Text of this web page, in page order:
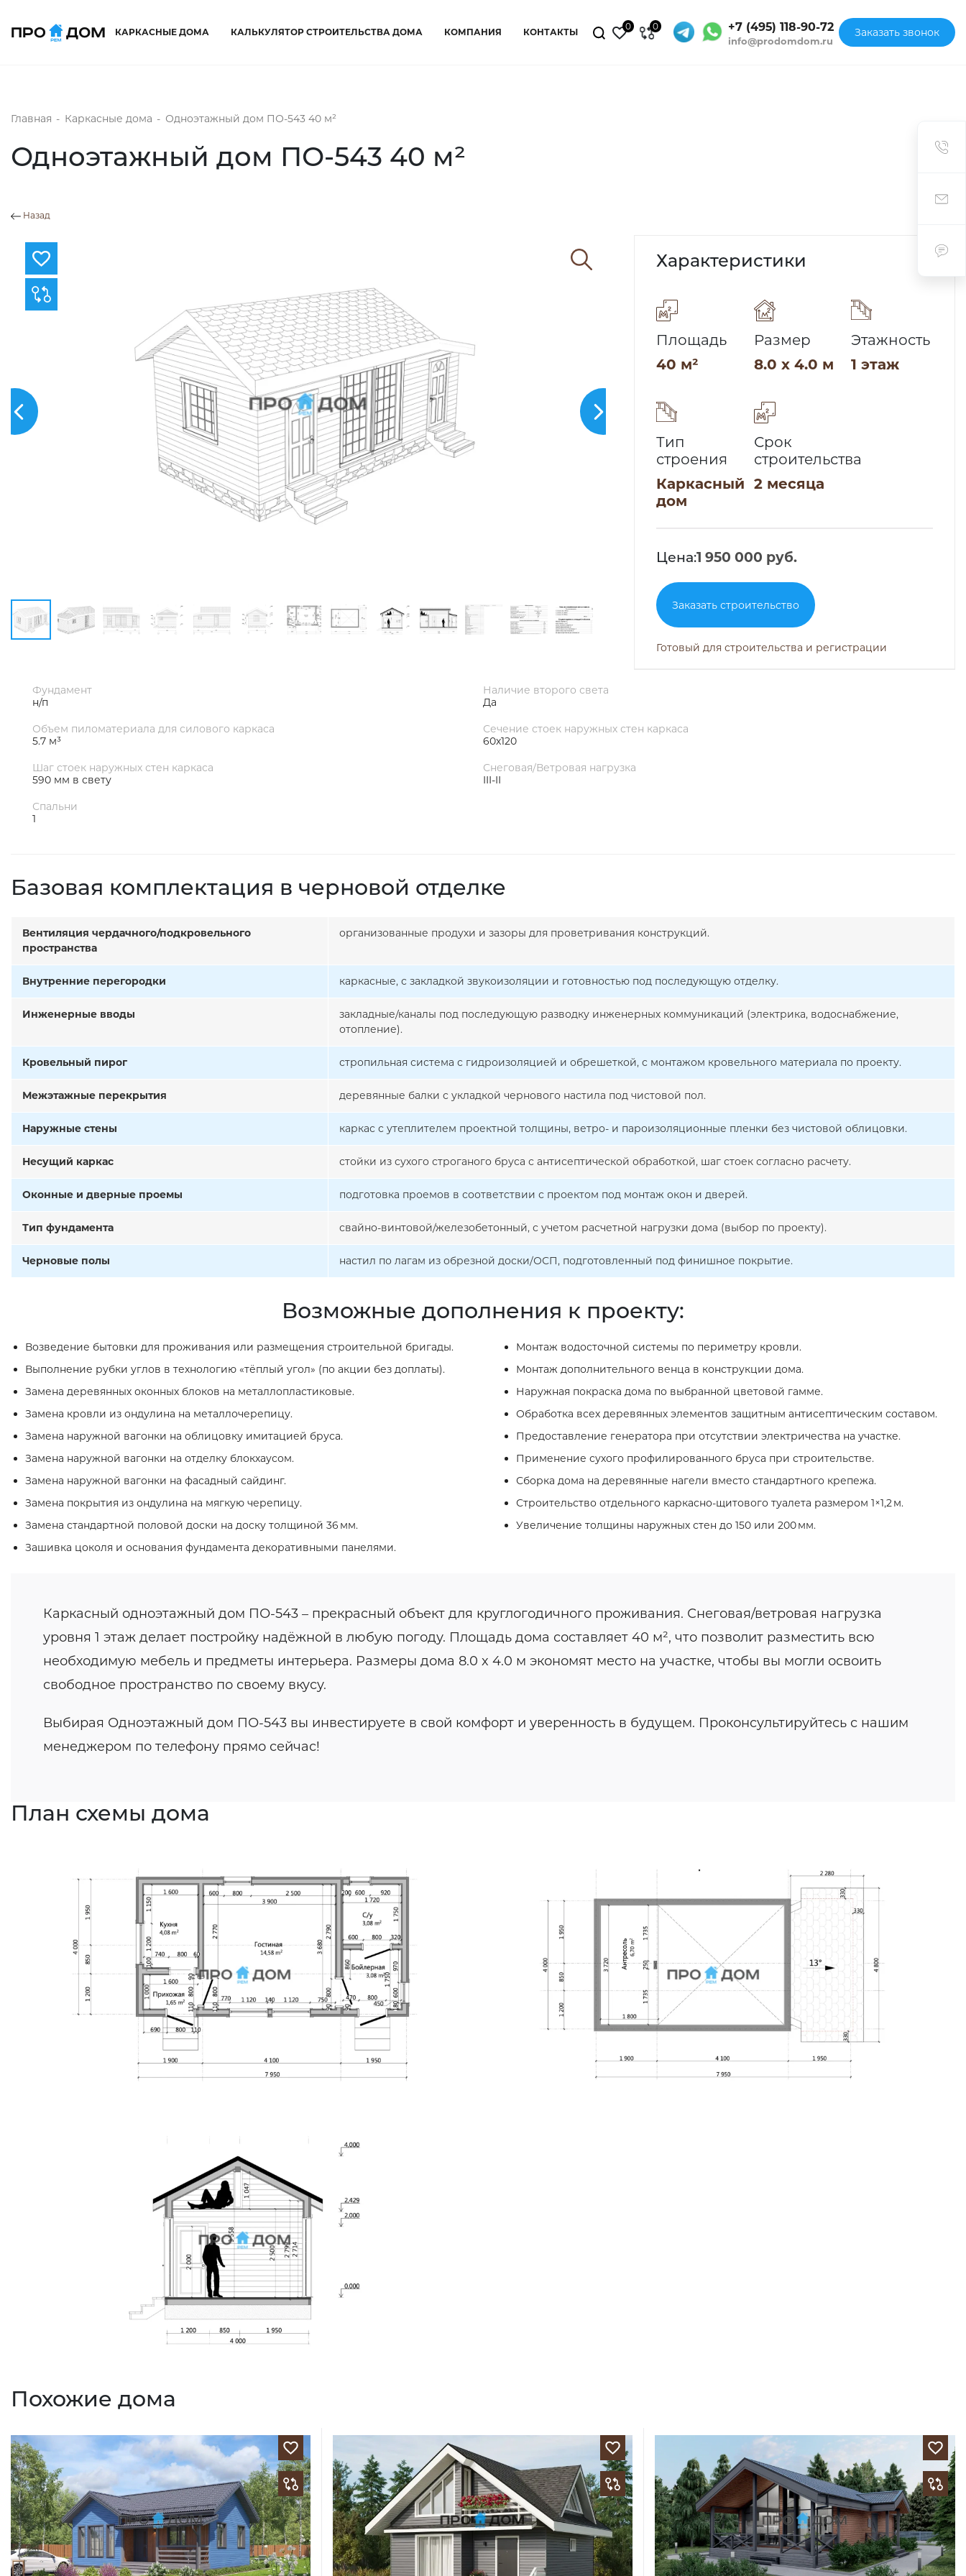
КАРКАСНЫЕ ДОМА КАЛЬКУЛЯТОР СТРОИТЕЛЬСТВА ДОМА КОМПАНИЯ КОНТАКТЫ
0 0 +7 (495) 118-90-72
info@prodomdom.ru
Заказать звонок
Главная - Каркасные дома - Одноэтажный дом ПО-543 40 м²
Одноэтажный дом ПО-543 40 м²
Назад
Характеристики
Площадь
40 м²
Размер
8.0 x 4.0 м
Этажность
1 этаж
Тип
строения
Каркасный
дом
Срок
строительства
2 месяца
Цена:1 950 000 руб.
Заказать строительство
Готовый для строительства и регистрации
Фундамент
н/п
Наличие второго света
Да
Объем пиломатериала для силового каркаса
5.7 м³
Сечение стоек наружных стен каркаса
60х120
Шаг стоек наружных стен каркаса
590 мм в свету
Снеговая/Ветровая нагрузка
III-II
Спальни
1
Базовая комплектация в черновой отделке
Вентиляция чердачного/подкровельного
пространства
организованные продухи и зазоры для проветривания конструкций.
Внутренние перегородки каркасные, с закладкой звукоизоляции и готовностью под последующую отделку.
Инженерные вводы
закладные/каналы под последующую разводку инженерных коммуникаций (электрика, водоснабжение,
отопление).
Кровельный пирог стропильная система с гидроизоляцией и обрешеткой, с монтажом кровельного материала по проекту.
Межэтажные перекрытия деревянные балки с укладкой чернового настила под чистовой пол.
Наружные стены каркас с утеплителем проектной толщины, ветро- и пароизоляционные пленки без чистовой облицовки.
Несущий каркас стойки из сухого строганого бруса с антисептической обработкой, шаг стоек согласно расчету.
Оконные и дверные проемы подготовка проемов в соответствии с проектом под монтаж окон и дверей.
Тип фундамента свайно-винтовой/железобетонный, с учетом расчетной нагрузки дома (выбор по проекту).
Черновые полы настил по лагам из обрезной доски/ОСП, подготовленный под финишное покрытие.
Возможные дополнения к проекту:
Возведение бытовки для проживания или размещения строительной бригады.
Выполнение рубки углов в технологию «тёплый угол» (по акции без доплаты).
Замена деревянных оконных блоков на металлопластиковые.
Замена кровли из ондулина на металлочерепицу.
Замена наружной вагонки на облицовку имитацией бруса.
Замена наружной вагонки на отделку блокхаусом.
Замена наружной вагонки на фасадный сайдинг.
Замена покрытия из ондулина на мягкую черепицу.
Замена стандартной половой доски на доску толщиной 36 мм.
Зашивка цоколя и основания фундамента декоративными панелями.
Монтаж водосточной системы по периметру кровли.
Монтаж дополнительного венца в конструкции дома.
Наружная покраска дома по выбранной цветовой гамме.
Обработка всех деревянных элементов защитным антисептическим составом.
Предоставление генератора при отсутствии электричества на участке.
Применение сухого профилированного бруса при строительстве.
Сборка дома на деревянные нагели вместо стандартного крепежа.
Строительство отдельного каркасно‑щитового туалета размером 1×1,2 м.
Увеличение толщины наружных стен до 150 или 200 мм.
Каркасный одноэтажный дом ПО-543 – прекрасный объект для круглогодичного проживания. Снеговая/ветровая нагрузка
уровня 1 этаж делает постройку надёжной в любую погоду. Площадь дома составляет 40 м², что позволит разместить всю
необходимую мебель и предметы интерьера. Размеры дома 8.0 x 4.0 м экономят место на участке, чтобы вы могли освоить
свободное пространство по своему вкусу.
Выбирая Одноэтажный дом ПО-543 вы инвестируете в свой комфорт и уверенность в будущем. Проконсультируйтесь с нашим
менеджером по телефону прямо сейчас!
План схемы дома
Похожие дома